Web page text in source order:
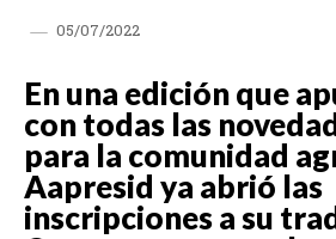
05/07/2022
En una edición que
con todas las
para la comunidad
Aapresid ya abrió las
inscripciones a su